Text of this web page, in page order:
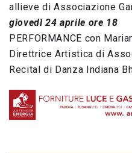
allieve di Associazione
giovedì 24 aprile ore 18
PERFORMANCE con
Direttrice Artistica di
Recital di Danza Indiana